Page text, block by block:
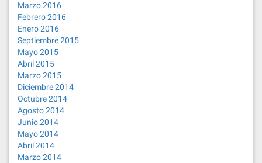
Marzo 2016
Febrero 2016
Enero 2016
Septiembre 2015
Mayo 2015
Abril 2015
Marzo 2015
Diciembre 2014
Octubre 2014
Agosto 2014
Junio 2014
Mayo 2014
Abril 2014
Marzo 2014